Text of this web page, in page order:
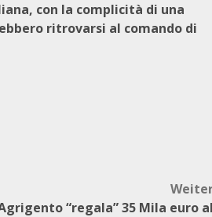
con la complicità di una
ritrovarsi al comando di
“regala” 35 Mila euro